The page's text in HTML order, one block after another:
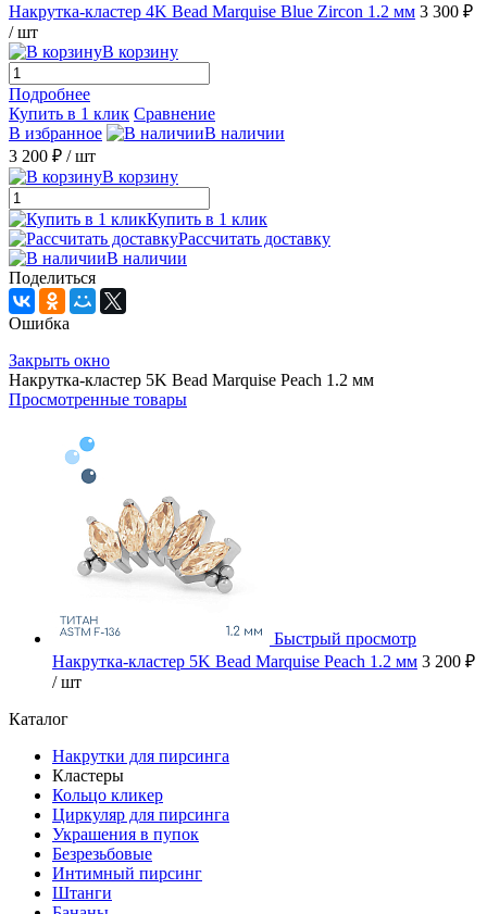
Накрутка-кластер 4K Bead Marquise Blue Zircon 1.2 мм 3 300 ₽
/ шт
В корзину
Подробнее
Купить в 1 клик Сравнение
В избранное
В наличии
3 200 ₽ / шт
В корзину
Купить в 1 клик
Рассчитать доставку
В наличии
Поделиться
Ошибка
Закрыть окно
Накрутка-кластер 5K Bead Marquise Peach 1.2 мм
Просмотренные товары
Быстрый просмотр
Накрутка-кластер 5K Bead Marquise Peach 1.2 мм 3 200 ₽
/ шт
Каталог
Накрутки для пирсинга
Кластеры
Кольцо кликер
Циркуляр для пирсинга
Украшения в пупок
Безрезьбовые
Интимный пирсинг
Штанги